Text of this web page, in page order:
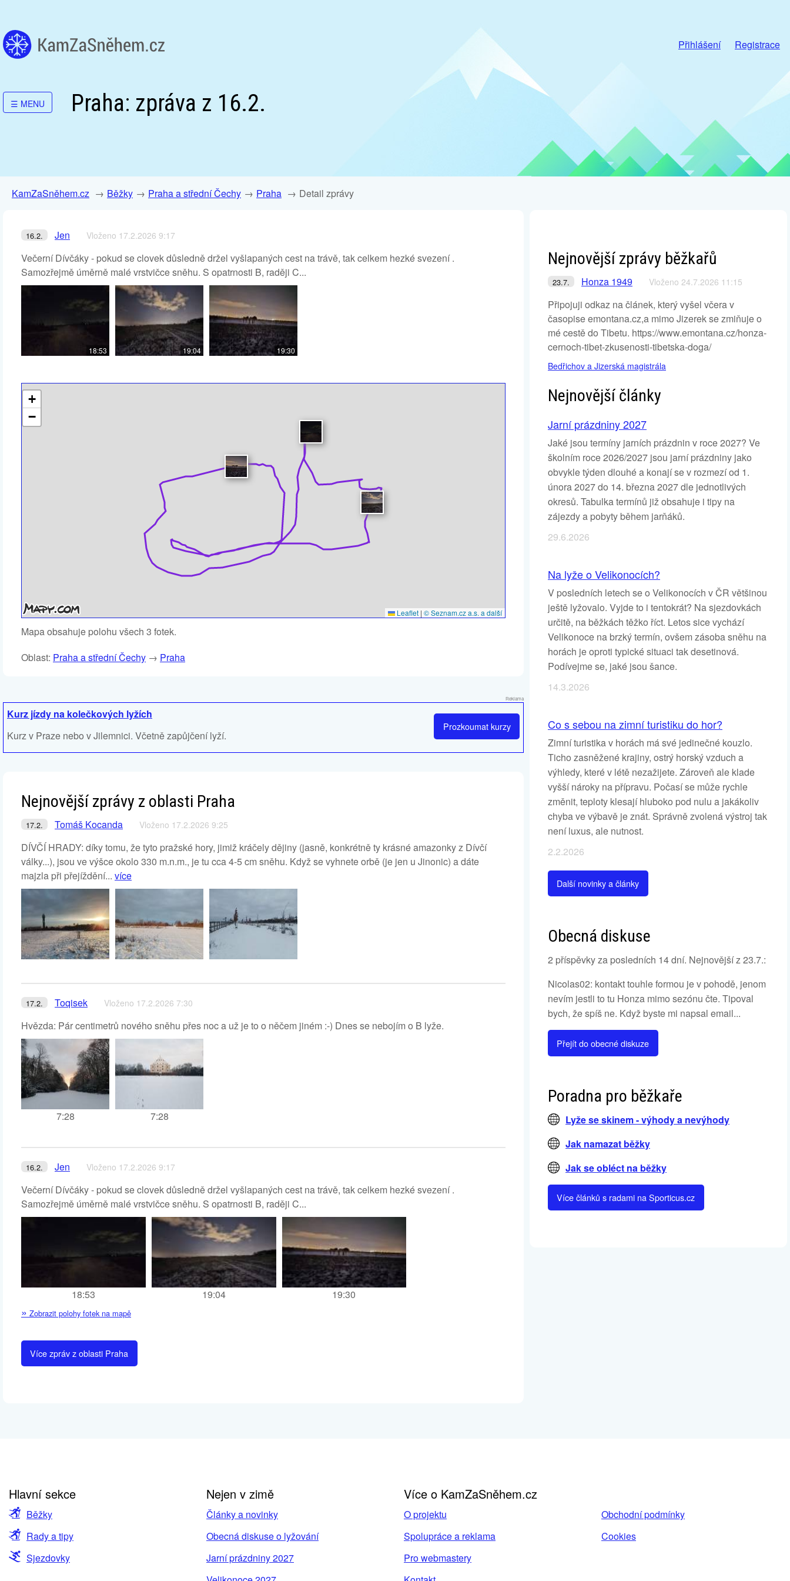
Přihlášení Registrace
☰ MENU Praha: zpráva z 16.2.
KamZaSněhem.cz Běžky Praha a střední Čechy Praha Detail zprávy
16.2. Jen Vloženo 17.2.2026 9:17
Večerní Dívčáky - pokud se clovek důsledně držel vyšlapaných cest na trávě, tak celkem hezké svezení .
Samozřejmě úměrně malé vrstvičce sněhu. S opatrnosti B, raději C...
18:53 19:04 19:30
+
−
Leaflet | © Seznam.cz a.s. a další
Mapa obsahuje polohu všech 3 fotek.
Oblast: Praha a střední Čechy → Praha
Reklama
Prozkoumatkurzy
Kurz jízdy na kolečkových lyžích
Kurz v Praze nebo v Jilemnici. Včetně zapůjčení lyží.
Nejnovější zprávy z oblasti Praha
17.2. Tomáš Kocanda Vloženo 17.2.2026 9:25
DÍVČÍ HRADY: díky tomu, že tyto pražské hory, jimiž kráčely dějiny (jasně, konkrétně ty krásné amazonky z Dívčí
války...), jsou ve výšce okolo 330 m.n.m., je tu cca 4-5 cm sněhu. Když se vyhnete orbě (je jen u Jinonic) a dáte
majzla při přejíždění... více
17.2. Toqisek Vloženo 17.2.2026 7:30
Hvězda: Pár centimetrů nového sněhu přes noc a už je to o něčem jiném :-) Dnes se nebojím o B lyže.
7:28 7:28
16.2. Jen Vloženo 17.2.2026 9:17
Večerní Dívčáky - pokud se clovek důsledně držel vyšlapaných cest na trávě, tak celkem hezké svezení .
Samozřejmě úměrně malé vrstvičce sněhu. S opatrnosti B, raději C...
18:53 19:04 19:30
» Zobrazit polohy fotek na mapě
Více zpráv z oblasti Praha
Nejnovější zprávy běžkařů
23.7. Honza 1949 Vloženo 24.7.2026 11:15
Připojuji odkaz na článek, který vyšel včera v
časopise emontana.cz,a mimo Jizerek se zmiňuje o
mé cestě do Tibetu. https://www.emontana.cz/honza-
cernoch-tibet-zkusenosti-tibetska-doga/
Bedřichov a Jizerská magistrála
Nejnovější články
Jarní prázdniny 2027
Jaké jsou termíny jarních prázdnin v roce 2027? Ve
školním roce 2026/2027 jsou jarní prázdniny jako
obvykle týden dlouhé a konají se v rozmezí od 1.
února 2027 do 14. března 2027 dle jednotlivých
okresů. Tabulka termínů již obsahuje i tipy na
zájezdy a pobyty během jarňáků.
29.6.2026
Na lyže o Velikonocích?
V posledních letech se o Velikonocích v ČR většinou
ještě lyžovalo. Vyjde to i tentokrát? Na sjezdovkách
určitě, na běžkách těžko říct. Letos sice vychází
Velikonoce na brzký termín, ovšem zásoba sněhu na
horách je oproti typické situaci tak desetinová.
Podívejme se, jaké jsou šance.
14.3.2026
Co s sebou na zimní turistiku do hor?
Zimní turistika v horách má své jedinečné kouzlo.
Ticho zasněžené krajiny, ostrý horský vzduch a
výhledy, které v létě nezažijete. Zároveň ale klade
vyšší nároky na přípravu. Počasí se může rychle
změnit, teploty klesají hluboko pod nulu a jakákoliv
chyba ve výbavě je znát. Správně zvolená výstroj tak
není luxus, ale nutnost.
2.2.2026
Další novinky a články
Obecná diskuse
2 příspěvky za posledních 14 dní. Nejnovější z 23.7.:
Nicolas02: kontakt touhle formou je v pohodě, jenom
nevím jestli to tu Honza mimo sezónu čte. Tipoval
bych, že spíš ne. Když byste mi napsal email...
Přejít do obecné diskuze
Poradna pro běžkaře
Lyže se skinem - výhody a nevýhody
Jak namazat běžky
Jak se obléct na běžky
Více článků s radami na Sporticus.cz
Hlavní sekce
Běžky
Rady a tipy
Sjezdovky
Nejen v zimě
Články a novinky
Obecná diskuse o lyžování
Jarní prázdniny 2027
Více o KamZaSněhem.cz
O projektu
Spolupráce a reklama
Pro webmastery
Obchodní podmínky
Cookies